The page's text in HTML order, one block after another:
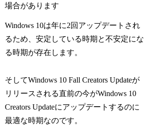
場合があります
Windows 10は年に2回アップデートされ
るため、安定している時期と不安定にな
る時期が存在します。
そしてWindows 10 Fall Creators Updateが
リリースされる直前の今がWindows 10
Creators Updateにアップデートするのに
最適な時期なのです。